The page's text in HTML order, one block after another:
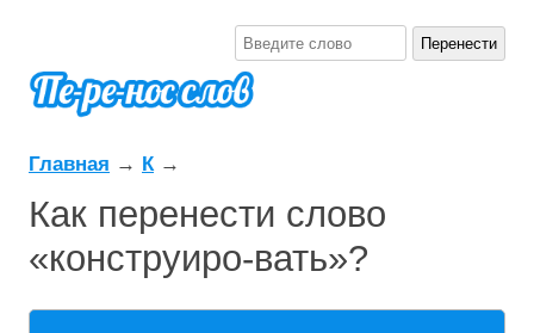
Главная → К →
Как перенести слово
«конструиро-вать»?